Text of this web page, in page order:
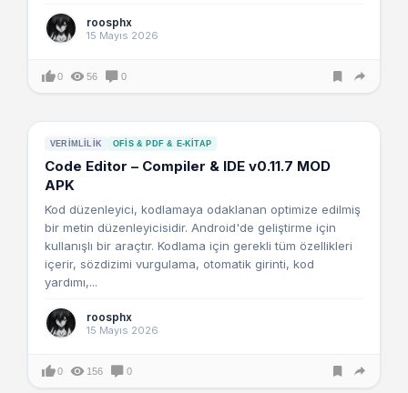
roosphx
15 Mayıs 2026
0 56 0
VERIMLILIK OFIS & PDF & E-KITAP
Code Editor – Compiler & IDE v0.11.7 MOD
APK
Kod düzenleyici, kodlamaya odaklanan optimize edilmiş
bir metin düzenleyicisidir. Android'de geliştirme için
kullanışlı bir araçtır. Kodlama için gerekli tüm özellikleri
içerir, sözdizimi vurgulama, otomatik girinti, kod
yardımı,...
roosphx
15 Mayıs 2026
0 156 0